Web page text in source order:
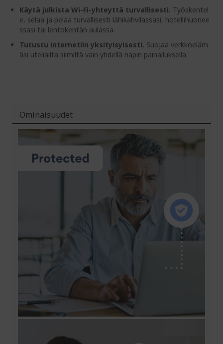
Käytä julkista Wi-Fi-yhteyttä turvallisesti. Työskentel
e, selaa ja pelaa turvallisesti lähikahvilassasi, hotellihuonee
ssasi tai lentokentän aulassa.
Tutustu internetiin yksityisyisesti. Suojaa verkkoeläm
äsi uteliailta silmiltä vain yhdellä napin painalluksella.
Ominaisuudet